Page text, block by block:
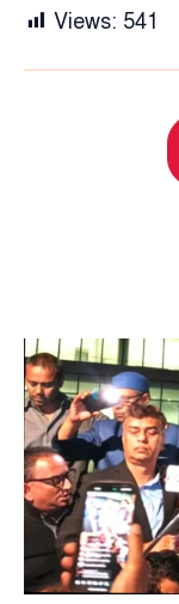
Views: 541